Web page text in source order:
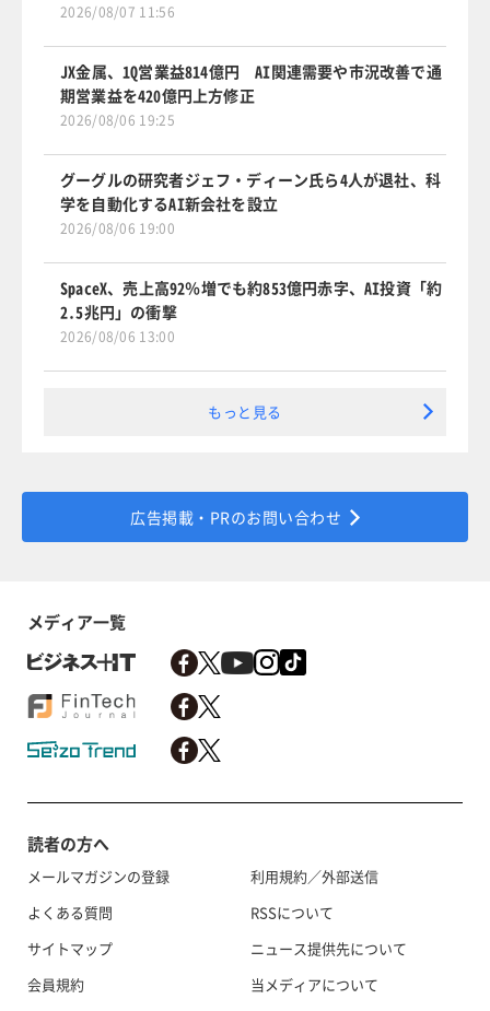
2026/08/07 11:56
JX金属、1Q営業益814億円 AI関連需要や市況改善で通
期営業益を420億円上方修正
2026/08/06 19:25
グーグルの研究者ジェフ・ディーン氏ら4人が退社、科
学を自動化するAI新会社を設立
2026/08/06 19:00
SpaceX、売上高92％増でも約853億円赤字、AI投資「約
2.5兆円」の衝撃
2026/08/06 13:00
もっと見る
広告掲載・PRのお問い合わせ
メディア一覧
読者の方へ
メールマガジンの登録
よくある質問
サイトマップ
会員規約
利用規約／外部送信
RSSについて
ニュース提供先について
当メディアについて